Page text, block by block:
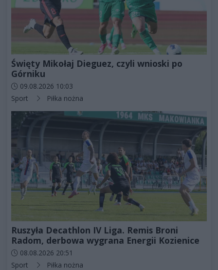
Święty Mikołaj Dieguez, czyli wnioski po
Górniku
Data dodania artykułu:
09.08.2026 10:03
Kategorie artykułu:
Sport Piłka nożna
Ruszyła Decathlon IV Liga. Remis Broni
Radom, derbowa wygrana Energii Kozienice
Data dodania artykułu:
08.08.2026 20:51
Kategorie artykułu:
Sport Piłka nożna